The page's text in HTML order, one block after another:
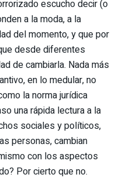
escucho decir (o
a la moda, a la
del momento, y que por
desde diferentes
de cambiarla. Nada más
en lo medular, no
la norma jurídica
una rápida lectura a la
sociales y políticos,
personas, cambian
con los aspectos
Por cierto que no.